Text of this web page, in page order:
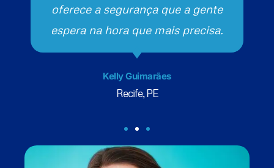
oferece a segurança que a gente
espera na hora que mais precisa.
Kelly Guimarães
Recife, PE